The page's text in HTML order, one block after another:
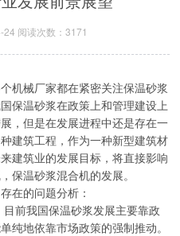
阅读次数：3171
机械厂家都在紧密关注保温砂浆
保温砂浆在政策上和管理建设上
，但是在发展进程中还是存在一
建筑工程，作为一种新型建筑材
建筑业的发展目标，将直接影响
保温砂浆混合机的发展。
在的问题分析：
前我国保温砂浆发展主要靠政
纯地依靠市场政策的强制推动。